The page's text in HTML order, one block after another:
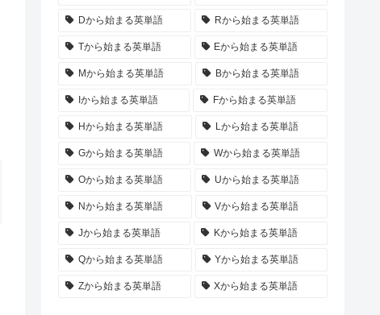
Dから始まる英単語 Rから始まる英単語
Tから始まる英単語 Eから始まる英単語
Mから始まる英単語 Bから始まる英単語
Iから始まる英単語 Fから始まる英単語
Hから始まる英単語 Lから始まる英単語
Gから始まる英単語 Wから始まる英単語
Oから始まる英単語 Uから始まる英単語
Nから始まる英単語 Vから始まる英単語
Jから始まる英単語 Kから始まる英単語
Qから始まる英単語 Yから始まる英単語
Zから始まる英単語 Xから始まる英単語